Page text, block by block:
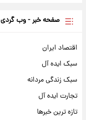
صفحه خبر - وب گردی
اقتصاد ایران
سبک ایده آل
سبک زندگی مردانه
تجارت ایده آل
تازه ترین خبرها